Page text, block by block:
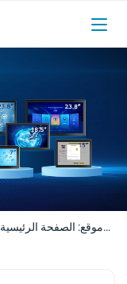
موقع: الصفحة الرئيسية